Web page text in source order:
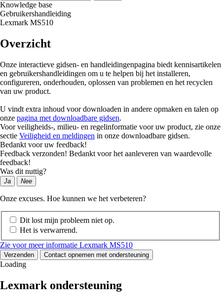
Knowledge base
Gebruikershandleiding
Lexmark MS510
Overzicht
Onze interactieve gidsen- en handleidingenpagina biedt kennisartikelen
en gebruikershandleidingen om u te helpen bij het installeren,
configureren, onderhouden, oplossen van problemen en het recyclen
van uw product.
U vindt extra inhoud voor downloaden in andere opmaken en talen op
onze pagina met downloadbare gidsen.
Voor veiligheids-, milieu- en regelinformatie voor uw product, zie onze
sectie Veiligheid en meldingen in onze downloadbare gidsen.
Bedankt voor uw feedback!
Feedback verzonden! Bedankt voor het aanleveren van waardevolle
feedback!
Was dit nuttig?
Ja Nee
Onze excuses. Hoe kunnen we het verbeteren?
Dit lost mijn probleem niet op.
Het is verwarrend.
Zie voor meer informatie Lexmark MS510
Verzenden Contact opnemen met ondersteuning
Loading
Lexmark ondersteuning